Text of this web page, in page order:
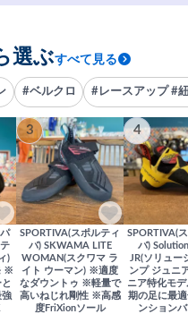
選ぶすべて見る
#ベルクロ #レースアップ #
)
※
強
3
SPORTIVA(スポルティ
バ) SKWAMA LITE
WOMAN(スクワマ ラ
イト ウーマン) ※適度
なダウントゥ ※軽量で
高いねじれ剛性 ※高感
度FriXionソール
4
SPORTIVA(
バ)
JR(ソリュー
ンプ ジュニ
ニア特化モ
期の足に最
ンション